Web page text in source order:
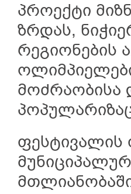
პროექტი
ზრდას,
რეგიონების
მოძრაობისა
ფესტივალის